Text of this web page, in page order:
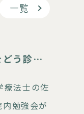
一覧
院内勉強会 「足の変形をどう診る？」
療法士の佐
勉強会が